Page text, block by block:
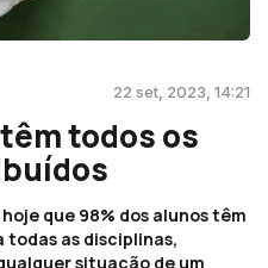
22 set, 2023, 14:21
todos os
que 98% dos alunos têm
todas as disciplinas,
situação de um